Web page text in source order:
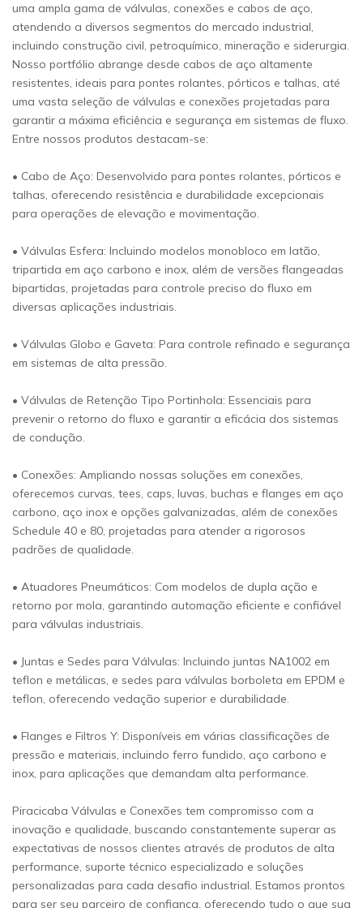
uma ampla gama de válvulas, conexões e cabos de aço,
atendendo a diversos segmentos do mercado industrial,
incluindo construção civil, petroquímico, mineração e siderurgia.
Nosso portfólio abrange desde cabos de aço altamente
resistentes, ideais para pontes rolantes, pórticos e talhas, até
uma vasta seleção de válvulas e conexões projetadas para
garantir a máxima eficiência e segurança em sistemas de fluxo.
Entre nossos produtos destacam-se:
• Cabo de Aço: Desenvolvido para pontes rolantes, pórticos e
talhas, oferecendo resistência e durabilidade excepcionais
para operações de elevação e movimentação.
• Válvulas Esfera: Incluindo modelos monobloco em latão,
tripartida em aço carbono e inox, além de versões flangeadas
bipartidas, projetadas para controle preciso do fluxo em
diversas aplicações industriais.
• Válvulas Globo e Gaveta: Para controle refinado e segurança
em sistemas de alta pressão.
• Válvulas de Retenção Tipo Portinhola: Essenciais para
prevenir o retorno do fluxo e garantir a eficácia dos sistemas
de condução.
• Conexões: Ampliando nossas soluções em conexões,
oferecemos curvas, tees, caps, luvas, buchas e flanges em aço
carbono, aço inox e opções galvanizadas, além de conexões
Schedule 40 e 80, projetadas para atender a rigorosos
padrões de qualidade.
• Atuadores Pneumáticos: Com modelos de dupla ação e
retorno por mola, garantindo automação eficiente e confiável
para válvulas industriais.
• Juntas e Sedes para Válvulas: Incluindo juntas NA1002 em
teflon e metálicas, e sedes para válvulas borboleta em EPDM e
teflon, oferecendo vedação superior e durabilidade.
• Flanges e Filtros Y: Disponíveis em várias classificações de
pressão e materiais, incluindo ferro fundido, aço carbono e
inox, para aplicações que demandam alta performance.
Piracicaba Válvulas e Conexões tem compromisso com a
inovação e qualidade, buscando constantemente superar as
expectativas de nossos clientes através de produtos de alta
performance, suporte técnico especializado e soluções
personalizadas para cada desafio industrial. Estamos prontos
para ser seu parceiro de confiança, oferecendo tudo o que sua